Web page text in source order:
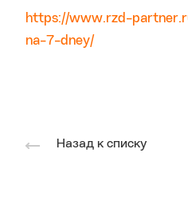
https://www.rzd-
na-7-dney/
Назад к списку